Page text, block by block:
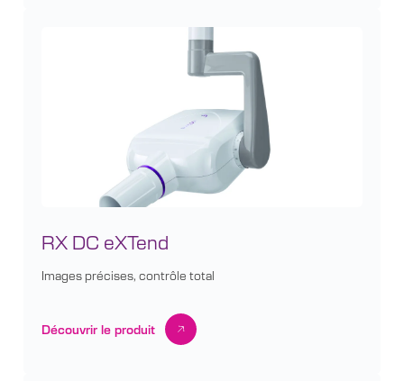
RX DC eXTend
Images précises, contrôle total
Découvrir le produit